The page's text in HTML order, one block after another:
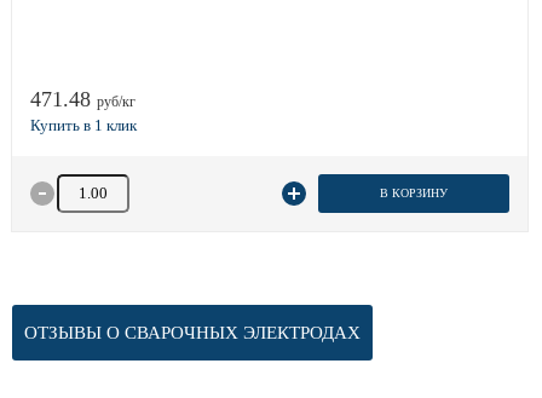
471.48 руб/кг
Количество товара В КОРЗИНУ
ОТЗЫВЫ О СВАРОЧНЫХ ЭЛЕКТРОДАХ